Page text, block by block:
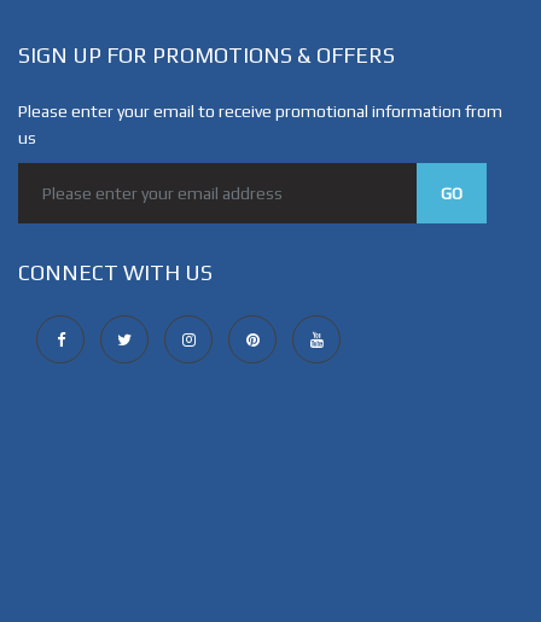
SIGN UP FOR PROMOTIONS & OFFERS
Please enter your email to receive promotional information from
us
GO
CONNECT WITH US